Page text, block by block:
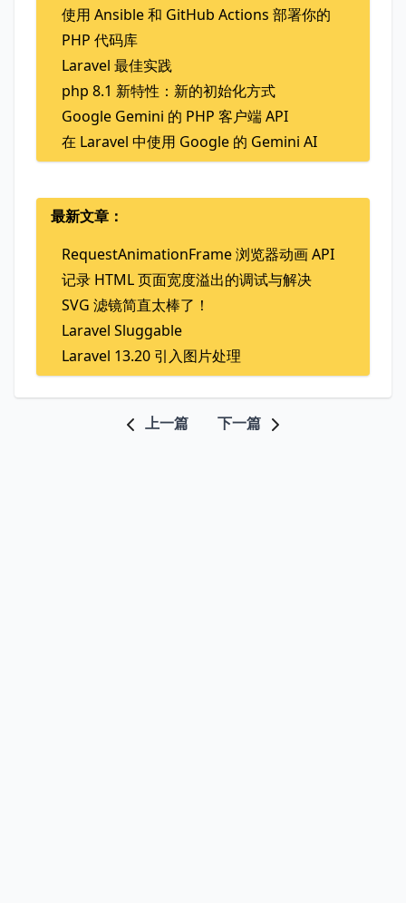
使用 Ansible 和 GitHub Actions 部署你的
PHP 代码库
Laravel 最佳实践
php 8.1 新特性：新的初始化方式
Google Gemini 的 PHP 客户端 API
在 Laravel 中使用 Google 的 Gemini AI
最新文章：
RequestAnimationFrame 浏览器动画 API
记录 HTML 页面宽度溢出的调试与解决
SVG 滤镜简直太棒了！
Laravel Sluggable
Laravel 13.20 引入图片处理
上一篇 下一篇